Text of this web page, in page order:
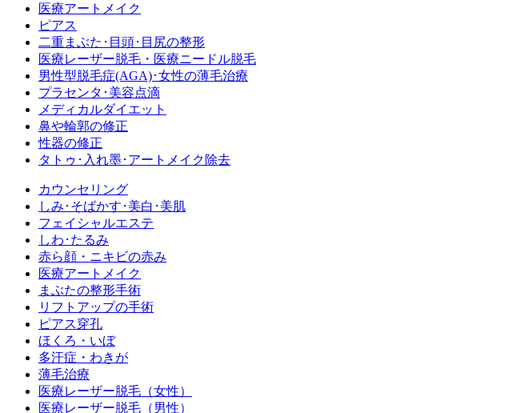
医療アートメイク
ピアス
二重まぶた･目頭･目尻の整形
医療レーザー脱毛・医療ニードル脱毛
男性型脱毛症(AGA)･女性の薄毛治療
プラセンタ･美容点滴
メディカルダイエット
鼻や輪郭の修正
性器の修正
タトゥ･入れ墨･アートメイク除去
カウンセリング
しみ･そばかす･美白･美肌
フェイシャルエステ
しわ･たるみ
赤ら顔・ニキビの赤み
医療アートメイク
まぶたの整形手術
リフトアップの手術
ピアス穿孔
ほくろ・いぼ
多汗症・わきが
薄毛治療
医療レーザー脱毛（女性）
医療レーザー脱毛（男性）